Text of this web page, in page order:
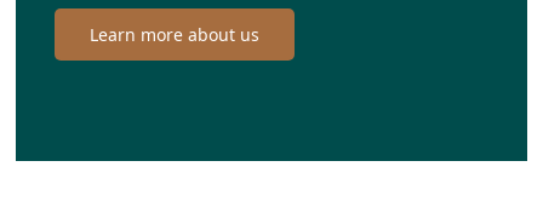
Learn more about us